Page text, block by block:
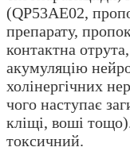
(QP53AE02,
препарату,
контактна
акумуляцію
холінергічних
чого наступає
кліщі, воші
токсичний.